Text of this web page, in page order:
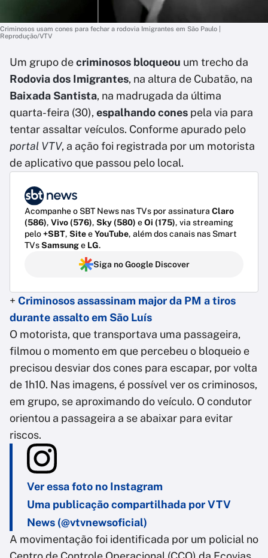
Criminosos usam cones para fechar a rodovia Imigrantes em São Paulo |
Reprodução/VTV
Um grupo decriminosos bloqueou um trecho da
Rodovia dos Imigrantes, na altura de Cubatão, na
Baixada Santista, na madrugada da última
quarta-feira (30), espalhando cones pela via para
tentar assaltar veículos. Conforme apurado pelo
portal VTV, a ação foi registrada por um motorista
de aplicativo que passou pelo local.
Acompanhe o SBT News nas TVs por assinatura Claro
(586), Vivo (576), Sky (580) eOi (175), via streaming
pelo+SBT, SiteeYouTube, além dos canais nas Smart
TVsSamsunge LG.
Siga no Google Discover
+ Criminosos assassinam major da PM a tiros
durante assalto em São Luís
O motorista, que transportava uma passageira,
filmou o momento em que percebeu o bloqueio e
precisou desviar dos cones para escapar, por volta
de 1h10. Nas imagens, é possível ver os criminosos,
em grupo, se aproximando do veículo. O condutor
orientou a passageira a se abaixar para evitar
riscos.
Ver essa foto no Instagram
Uma publicação compartilhada por VTV
News (@vtvnewsoficial)
A movimentação foi identificada por um policial no